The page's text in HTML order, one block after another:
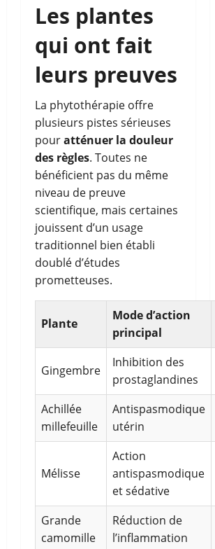
Les plantes
qui ont fait
leurs preuves
La phytothérapie offre
plusieurs pistes sérieuses
pouratténuer la douleur
des règles. Toutes ne
bénéficient pas du même
niveau de preuve
scientifique, mais certaines
jouissent d’un usage
traditionnel bien établi
doublé d’études
prometteuses.
Plante
Mode d’action
principal
Gingembre
Inhibition des
prostaglandines
Achillée
millefeuille
Antispasmodique
utérin
Mélisse
Action
antispasmodique
et sédative
Grande
camomille
Réduction de
l’inflammation